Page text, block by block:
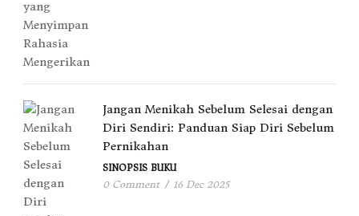
Jangan Menikah Sebelum Selesai dengan
Diri Sendiri: Panduan Siap Diri Sebelum
Pernikahan
SINOPSIS BUKU
0 Comment / 16 Dec 2025